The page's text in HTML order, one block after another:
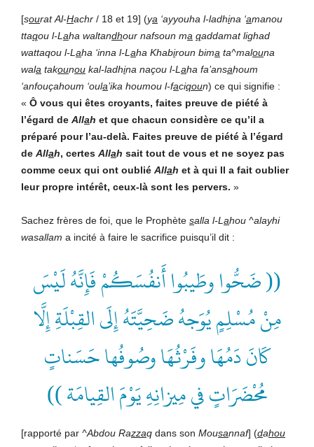
[sourat Al-Hachr / 18 et 19] (ya ‘ayyouha l-ladhina ‘amanou
ttaqou l-L aha waltandhour nafsoun ma qaddamat lighad
wattaqou l-L aha ‘inna l-L aha Khabiroun bima ta^malouna
wala takounou kal-ladhina naçou l-L aha fa’ansahoum
‘anfouçahoum ‘oula’ika houmou l-faciqoun) ce qui signifie :
« Ô vous qui êtes croyants, faites preuve de piété à
l’égard de Allah et que chacun considère ce qu’il a
préparé pour l’au-delà. Faites preuve de piété à l’égard
de Allah, certes Allah sait tout de vous et ne soyez pas
comme ceux qui ont oublié Allah et à qui Il a fait oublier
leur propre intérêt, ceux-là sont les pervers. »
Sachez frères de foi, que le Prophète salla l-L ahou ^alayhi
wasallam a incité à faire le sacrifice puisqu’il dit :
(( ضَحُّوا وطَيبُوا أَنفُسَكُمْ فَإِنَّهُ لَيْسَ
مِنْ مُسْلِمٍ يُوَجهُ ضَحِيَّتَهُ إِلَى القِبْلَةِ إِلَّا
كَانَ دَمُهَا وفَرْثُهَا وصُوفُها حَسَناتٍ
مُحْضَرَاتٍ في مِيزانِهِ يَوْمَ القِيامَة ))
[rapporté par ^Abdou Razzaq dans son Mousannaf] (dahou